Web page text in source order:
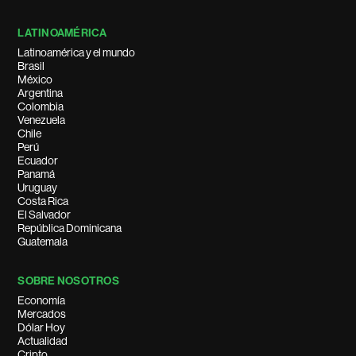
LATINOAMÉRICA
Latinoamérica y el mundo
Brasil
México
Argentina
Colombia
Venezuela
Chile
Perú
Ecuador
Panamá
Uruguay
Costa Rica
El Salvador
República Dominicana
Guatemala
SOBRE NOSOTROS
Economía
Mercados
Dólar Hoy
Actualidad